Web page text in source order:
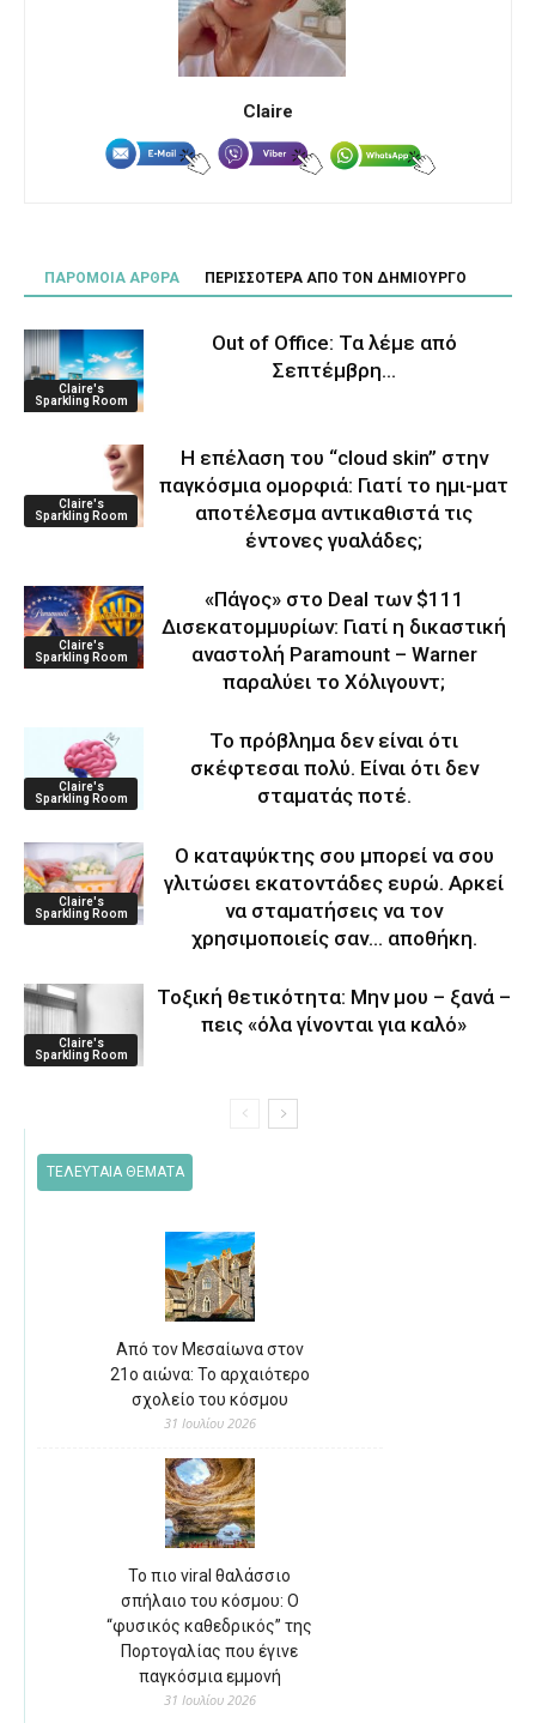
Claire
ΠΑΡΟΜΟΙΑ ΑΡΘΡΑ ΠΕΡΙΣΣΟΤΕΡΑ ΑΠΟ ΤΟΝ ΔΗΜΙΟΥΡΓΟ
Claire's
Sparkling Room
Out of Office: Τα λέμε από
Σεπτέμβρη…
Claire's
Sparkling Room
Η επέλαση του “cloud skin” στην
παγκόσμια ομορφιά: Γιατί το ημι-ματ
αποτέλεσμα αντικαθιστά τις
έντονες γυαλάδες;
Claire's
Sparkling Room
«Πάγος» στο Deal των $111
Δισεκατομμυρίων: Γιατί η δικαστική
αναστολή Paramount – Warner
παραλύει το Χόλιγουντ;
Claire's
Sparkling Room
Το πρόβλημα δεν είναι ότι
σκέφτεσαι πολύ. Είναι ότι δεν
σταματάς ποτέ.
Claire's
Sparkling Room
Ο καταψύκτης σου μπορεί να σου
γλιτώσει εκατοντάδες ευρώ. Αρκεί
να σταματήσεις να τον
χρησιμοποιείς σαν… αποθήκη.
Claire's
Sparkling Room
Τοξική θετικότητα: Μην μου – ξανά –
πεις «όλα γίνονται για καλό»
ΤΕΛΕΥΤΑΙΑ ΘΕΜΑΤΑ
Από τον Μεσαίωνα στον
21ο αιώνα: Το αρχαιότερο
σχολείο του κόσμου
31 Ιουλίου 2026
Το πιο viral θαλάσσιο
σπήλαιο του κόσμου: Ο
“φυσικός καθεδρικός” της
Πορτογαλίας που έγινε
παγκόσμια εμμονή
31 Ιουλίου 2026